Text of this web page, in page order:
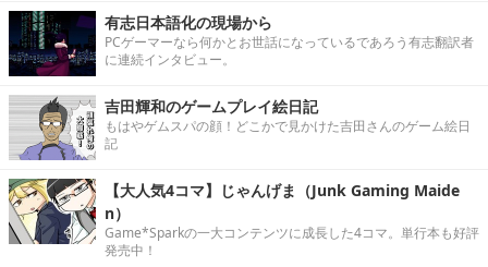
有志日本語化の現場から
PCゲーマーなら何かとお世話になっているであろう有志翻訳者
に連続インタビュー。
吉田輝和のゲームプレイ絵日記
もはやゲムスパの顔！どこかで見かけた吉田さんのゲーム絵日
記
【大人気4コマ】じゃんげま（Junk Gaming Maide
n）
Game*Sparkの一大コンテンツに成長した4コマ。単行本も好評
発売中！